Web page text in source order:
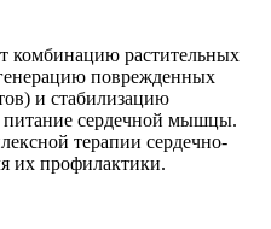
комбинацию растительных
поврежденных
и стабилизацию
питание сердечной мышцы.
терапии сердечно-
их профилактики.